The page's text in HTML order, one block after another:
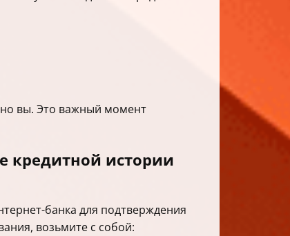
вы. Это важный момент
кредитной истории
банка для подтверждения
возьмите с собой: